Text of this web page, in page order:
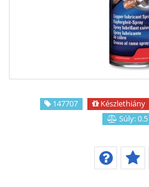
147707 Készlethiány
Súly: